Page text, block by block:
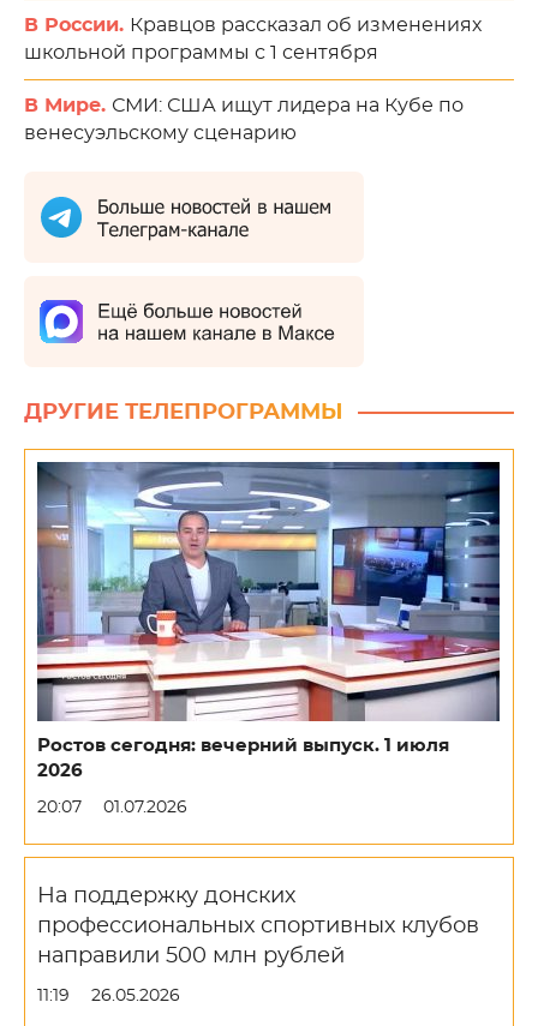
В России. Кравцов рассказал об изменениях
школьной программы с 1 сентября
В Мире. СМИ: США ищут лидера на Кубе по
венесуэльскому сценарию
ДРУГИЕ ТЕЛЕПРОГРАММЫ
Ростов сегодня: вечерний выпуск. 1 июля
2026
20:07 01.07.2026
На поддержку донских
профессиональных спортивных клубов
направили 500 млн рублей
11:19 26.05.2026